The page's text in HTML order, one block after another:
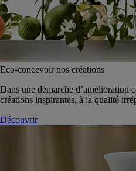
Eco-concevoir nos créations
Dans une démarche d’amélioration
créations inspirantes, à la qualité́
Découvrir